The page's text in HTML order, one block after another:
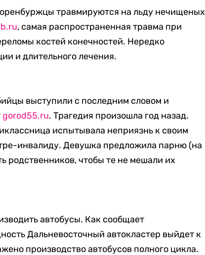
травмируются на льду нечищеных
, самая распространенная травма при
костей конечностей. Нередко
и длительного лечения.
выступили с последним словом и
gorod55.ru. Трагедия произошла год назад.
испытывала неприязнь к своим
инвалиду. Девушка предложила парню (на
родственников, чтобы те не мешали их
автобусы. Как сообщает
Дальневосточный автокластер выйдет к
производство автобусов полного цикла.